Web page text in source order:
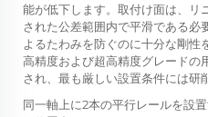
能が低下します。取付け面は、リ
された公差範囲内で平滑である必
よるたわみを防ぐのに十分な剛性
高精度および超高精度グレードの
され、最も厳しい設置条件には研
同一軸上に2本の平行レールを設